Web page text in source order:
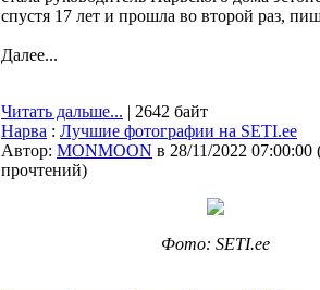
спустя 17 лет и прошла во второй раз,
Далее...
Читать дальше... | 2642 байт
Нарва : Лучшие фотографии на SETI.ee
Автор: MONMOON в 28/11/2022 07:00:00
прочтений)
Фото: SETI.ee